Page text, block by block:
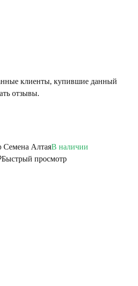
клиенты, купившие данный
отзывы.
В наличии
Быстрый просмотр